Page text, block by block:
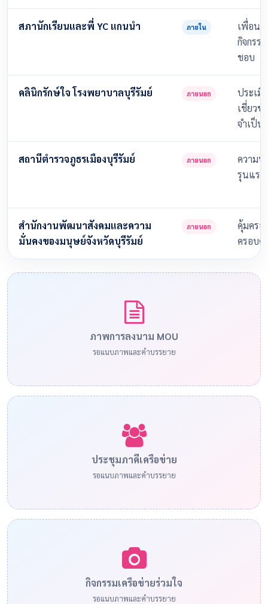
สภานักเรียนและพี่ YC แกนนำ ภายใน
เพื่อนช่
กิจกรร
ชอบ
คลินิกรักษ์ใจ โรงพยาบาลบุรีรัมย์ ภายนอก
ประเมิ
เชี่ยวช
จำเป็น
สถานีตำรวจภูธรเมืองบุรีรัมย์ ภายนอก
ความป
รุนแรง
สำนักงานพัฒนาสังคมและความ
มั่นคงของมนุษย์จังหวัดบุรีรัมย์
ภายนอก
คุ้มครอ
ครอบค
ภาพการลงนาม MOU
รอแนบภาพและคำบรรยาย
ประชุมภาคีเครือข่าย
รอแนบภาพและคำบรรยาย
กิจกรรมเครือข่ายร่วมใจ
รอแนบภาพและคำบรรยาย